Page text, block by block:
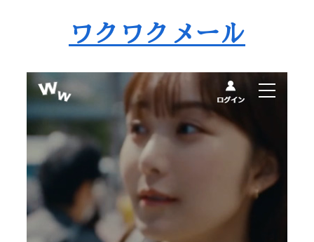
ワクワクメール